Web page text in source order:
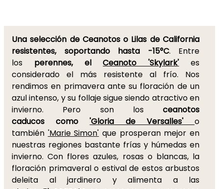
Una selección de Ceanotos o Lilas de California
resistentes, soportando hasta -15°C. Entre
los perennes, elCeanoto 'Skylark'
es
considerado el más resistente al frío. Nos
rendimos en primavera ante su floración de un
azul intenso, y su follaje sigue siendo atractivo en
invierno. Pero son los ceanotos
caducos
como 'Gloria de Versalles'o
también 'Marie Simon' que prosperan mejor en
nuestras regiones bastante frías y húmedas en
invierno. Con flores azules, rosas o blancas, la
floración primaveral o estival de estos arbustos
deleita al jardinero y alimenta a las